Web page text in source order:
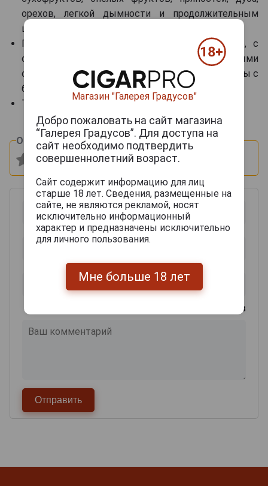
орехов, легкой дымности и продолжительным
шелковистым послевкусием.
Гастрономические сочетания: в чистом виде, с
сигарами, темным шоколадом, выдержанными
сырами, включая Комте, Мимолетт, Томм и сыры с
благородной голубой плесенью.
Температура сервировки: 18–20 °C.
Оцените и напишите отзыв:
из 2000 знаков
Магазин "Галерея Градусов"
Добро пожаловать на сайт магазина
“Галерея Градусов”. Для доступа на
сайт необходимо подтвердить
совершеннолетний возраст.
Сайт содержит информацию для лиц
старше 18 лет. Сведения, размещенные на
сайте, не являются рекламой, носят
исключительно информационный
характер и предназначены исключительно
для личного пользования.
Мне больше 18 лет